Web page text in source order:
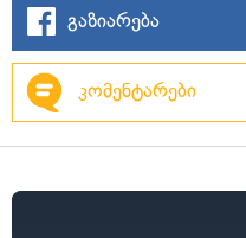
გაზიარება
კომენტარები